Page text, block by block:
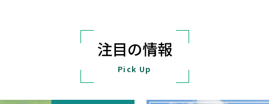
注目の情報
Pick Up